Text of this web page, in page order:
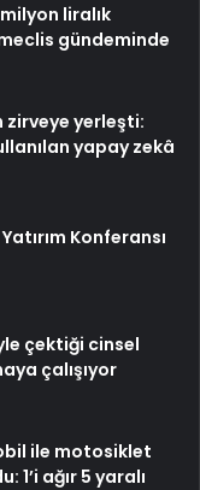
liralık
gündeminde
zirveye yerleşti:
yapay zekâ
Konferansı
çektiği cinsel
çalışıyor
ile motosiklet
1’i ağır 5 yaralı